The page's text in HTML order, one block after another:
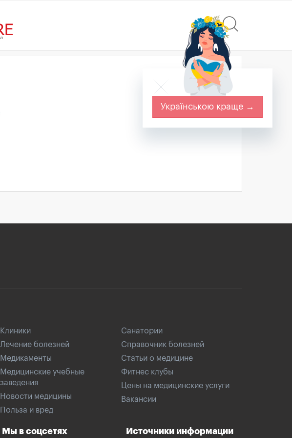
Клиники
Лечение болезней
Медикаменты
Медицинские учебные
заведения
Новости медицины
Польза и вред
Санатории
Справочник болезней
Статьи о медицине
Фитнес клубы
Цены на медицинские услуги
Вакансии
Мы в соцсетях Источники информации
Українською краще →